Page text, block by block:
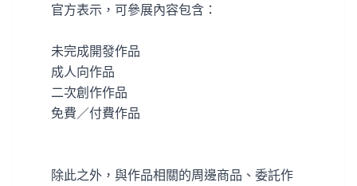
官方表示，可參展內容包含：
未完成開發作品
成人向作品
二次創作作品
免費／付費作品
除此之外，與作品相關的周邊商品、委託作